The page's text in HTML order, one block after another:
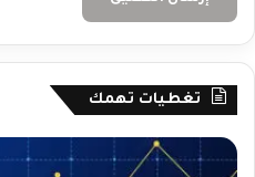
تغطيات تهمك